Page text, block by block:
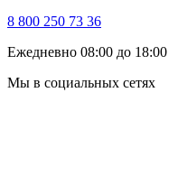
8 800 250 73 36
Ежедневно 08:00 до 18:00
Мы в социальных сетях